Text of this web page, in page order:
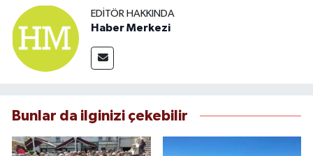
EDITÖR HAKKINDA
Haber Merkezi
Bunlar da ilginizi çekebilir